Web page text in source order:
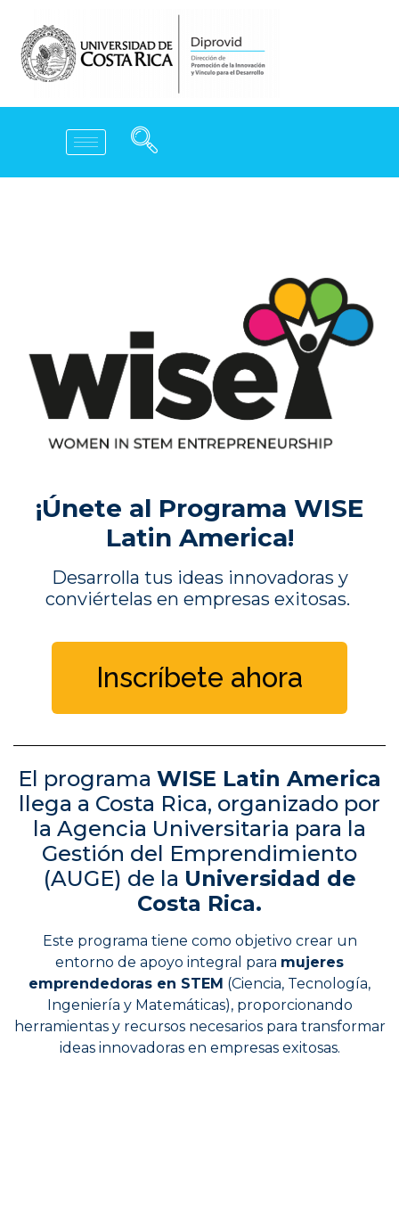
¡Únete al Programa WISE
Latin America!
Desarrolla tus ideas innovadoras y
conviértelas en empresas exitosas.
Inscríbete ahora
El programa WISE Latin America
llega a Costa Rica, organizado por
la Agencia Universitaria para la
Gestión del Emprendimiento
(AUGE) de la Universidad de
Costa Rica.
Este programa tiene como objetivo crear un
entorno de apoyo integral para mujeres
emprendedoras en STEM (Ciencia, Tecnología,
Ingeniería y Matemáticas), proporcionando
herramientas y recursos necesarios para transformar
ideas innovadoras en empresas exitosas.